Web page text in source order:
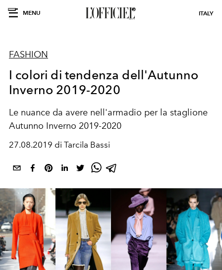
MENU ITALY
FASHION
I colori di tendenza dell'Autunno
Inverno 2019-2020
Le nuance da avere nell'armadio per la staglione
Autunno Inverno 2019-2020
27.08.2019 di Tarcila Bassi